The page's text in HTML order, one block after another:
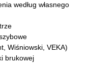
według własnego
Wiśniowski, VEKA)
brukowej